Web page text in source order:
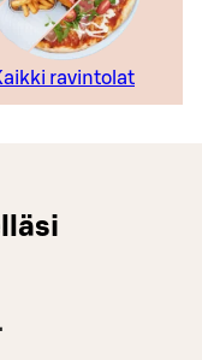
ravintolat